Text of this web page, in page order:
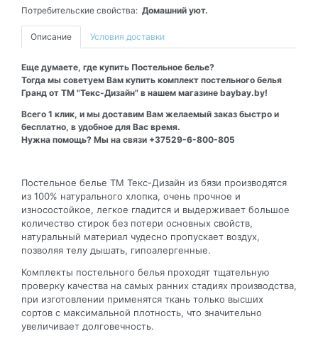
Потребительские свойства: Домашний уют.
Описание Условия доставки
Еще думаете, где купить Постельное белье?
Тогда мы советуем Вам купить комплект постельного белья
Гранд от ТМ "Текс-Дизайн" в нашем магазине baybay.by!
Всего 1 клик, и мы доставим Вам желаемый заказ быстро и
бесплатно, в удобное для Вас время.
Нужна помощь? Мы на связи +37529-6-800-805
Постельное белье ТМ Текс-Дизайн из бязи производятся
из 100% натурального хлопка, очень прочное и
износостойкое, легкое гладится и выдерживает большое
количество стирок без потери основных свойств,
натуральный материал чудесно пропускает воздух,
позволяя телу дышать, гипоалергенные.
Комплекты постельного белья проходят тщательную
проверку качества на самых ранних стадиях производства,
при изготовлении применятся ткань только высших
сортов с максимальной плотность, что значительно
увеличивает долговечность.